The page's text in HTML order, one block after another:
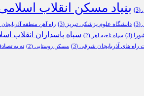
(3) بنیاد مسکن انقلاب
(3) دانشگاه علوم پزشکی تبریز (3) راه آهن منطقه آذربایجان
(3) سپاه ناحیه اهر (2) سپاه پاسداران انقلاب
راه های آذربایجان شرقی (3) مسکن روستایی (2) نه به